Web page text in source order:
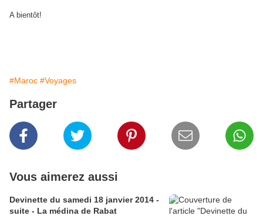
A bientôt!
#Maroc #Voyages
Partager
Vous aimerez aussi
Devinette du samedi 18 janvier 2014 -
suite - La médina de Rabat